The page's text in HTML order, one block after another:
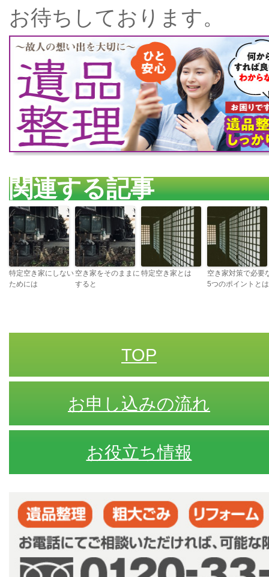
お待ちしております。
関連する記事
特定空き家にしない
ためには
空き家をそのままに
すると
特定空き家とは
空き家対策で必要
5つのポイントとは
TOP
お申し込みの流れ
お役立ち情報